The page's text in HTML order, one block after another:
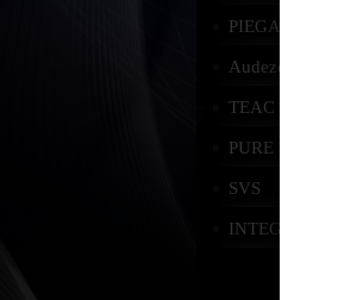
PIEGA
Audeze
TEAC
PURE
SVS
INTEGRA